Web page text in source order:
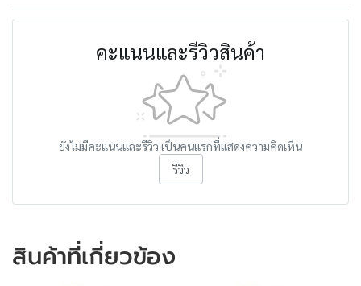
คะแนนและรีวิวสินค้า
ยังไม่มีคะแนนและรีวิว เป็นคนแรกที่แสดงความคิดเห็น
รีวิว
สินค้าที่เกี่ยวข้อง